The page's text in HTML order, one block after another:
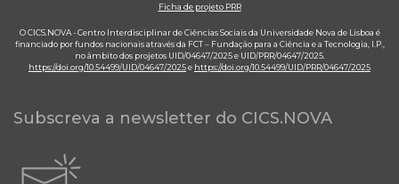
Ficha de projeto PRR
O CICS.NOVA - Centro Interdisciplinar de Ciências Sociais da Universidade Nova de Lisboa é
financiado por fundos nacionais através da FCT – Fundação para a Ciência e a Tecnologia, I.P.,
no âmbito dos projetos UID/04647/2025 e UID/PRR/04647/2025.
https://doi.org/10.54499/UID/04647/2025e https://doi.org/10.54499/UID/PRR/04647/2025
Subscreva a newsletter do CICS.NOVA